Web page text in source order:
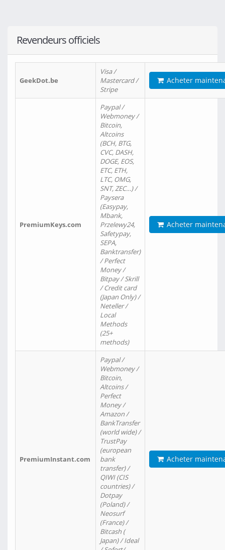
Revendeurs officiels
GeekDot.be
Visa /
Mastercard /
Stripe
Acheter
PremiumKeys.com
Paypal /
Webmoney /
Bitcoin,
Altcoins
(BCH, BTG,
CVC, DASH,
DOGE, EOS,
ETC, ETH,
LTC, OMG,
SNT, ZEC…) /
Paysera
(Easypay,
Mbank,
Przelewy24,
Safetypay,
SEPA,
Banktransfer)
/ Perfect
Money /
Bitpay / Skrill
/ Credit card
(Japan Only) /
Neteller /
Local
Methods
(25+
methods)
Acheter
PremiumInstant.com
Paypal /
Webmoney /
Bitcoin,
Altcoins /
Perfect
Money /
Amazon /
BankTransfer
(world wide) /
TrustPay
(european
bank
transfer) /
QIWI (CIS
countries) /
Dotpay
(Poland) /
Neosurf
(France) /
Bitcash (
Japan) / Ideal
Acheter